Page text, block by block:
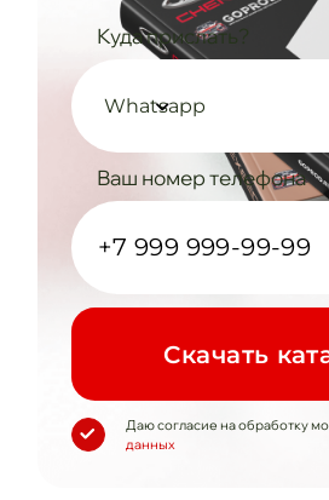
Куда прислать?
Whatsapp
Ваш номер телефона
Cкачать
Даю согласие на обработку
данных